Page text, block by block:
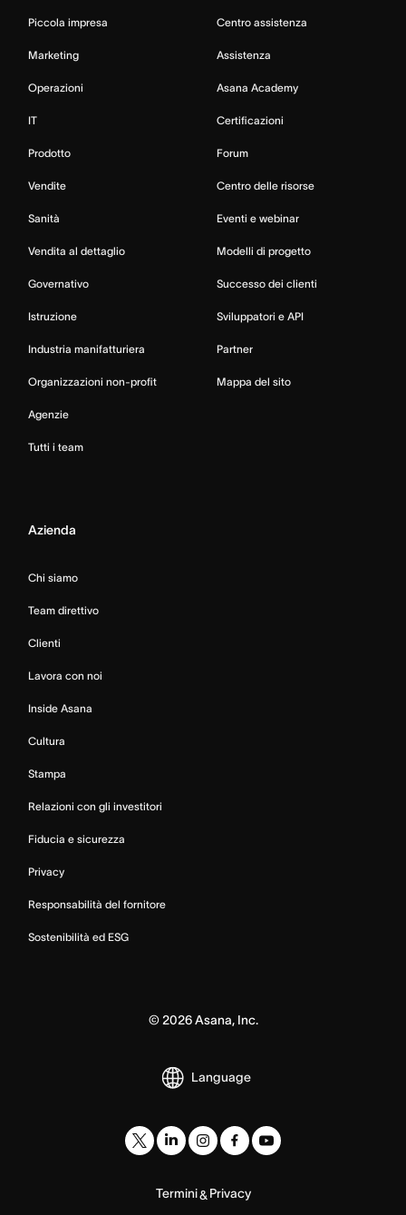
Piccola impresa
Marketing
Operazioni
IT
Prodotto
Vendite
Sanità
Vendita al dettaglio
Governativo
Istruzione
Industria manifatturiera
Organizzazioni non-profit
Agenzie
Tutti i team
Centro assistenza
Assistenza
Asana Academy
Certificazioni
Forum
Centro delle risorse
Eventi e webinar
Modelli di progetto
Successo dei clienti
Sviluppatori e API
Partner
Mappa del sito
Azienda
Chi siamo
Team direttivo
Clienti
Lavora con noi
Inside Asana
Cultura
Stampa
Relazioni con gli investitori
Fiducia e sicurezza
Privacy
Responsabilità del fornitore
Sostenibilità ed ESG
© 2026Asana, Inc.
Language
Termini& Privacy